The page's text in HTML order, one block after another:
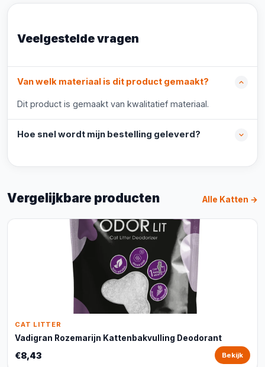
Veelgestelde vragen
Van welk materiaal is dit product gemaakt?
Dit product is gemaakt van kwalitatief materiaal.
Hoe snel wordt mijn bestelling geleverd?
Vergelijkbare producten Alle Katten →
CAT LITTER
Vadigran Rozemarijn Kattenbakvulling Deodorant
€8,43 Bekijk